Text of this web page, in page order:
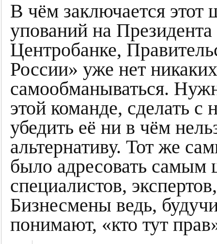
В чём заключается
упований на Президента
Центробанке,
России» уже нет
самообманываться.
этой команде, сделать
убедить её ни в чём
альтернативу. Тот же
было адресовать самым
специалистов,
Бизнесмены ведь,
понимают, «кто тут